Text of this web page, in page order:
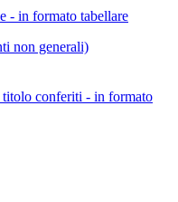
- in formato tabellare
non generali)
conferiti - in formato